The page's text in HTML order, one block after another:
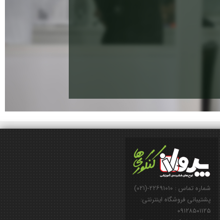
شماره تماس : ۲۲۶۹۱۰۱۰-(۰۲۱)
پشتیبانی فروشگاه اینترنتی:
۰۹۱۲۸۵۰۱۱۲۵